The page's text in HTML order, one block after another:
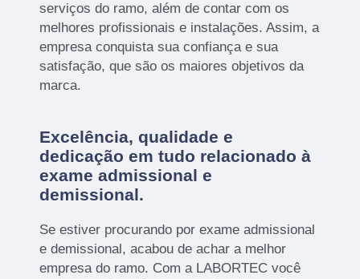
serviços do ramo, além de contar com os
melhores profissionais e instalações. Assim, a
empresa conquista sua confiança e sua
satisfação, que são os maiores objetivos da
marca.
Excelência, qualidade e
dedicação em tudo relacionado à
exame admissional e
demissional.
Se estiver procurando por exame admissional
e demissional, acabou de achar a melhor
empresa do ramo. Com a LABORTEC você